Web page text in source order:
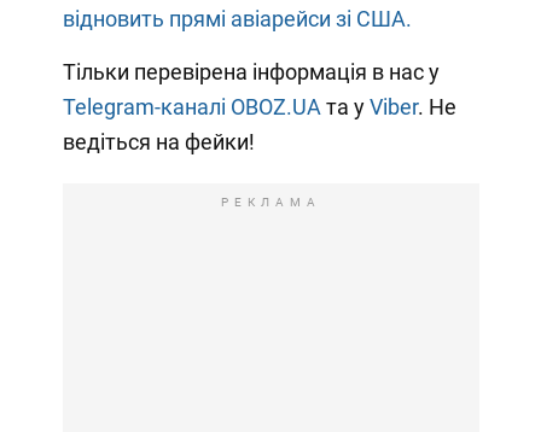
відновить прямі авіарейси зі США.
Тільки перевірена інформація в нас у
Telegram-каналі OBOZ.UA та уViber. Не
ведіться на фейки!
РЕКЛАМА